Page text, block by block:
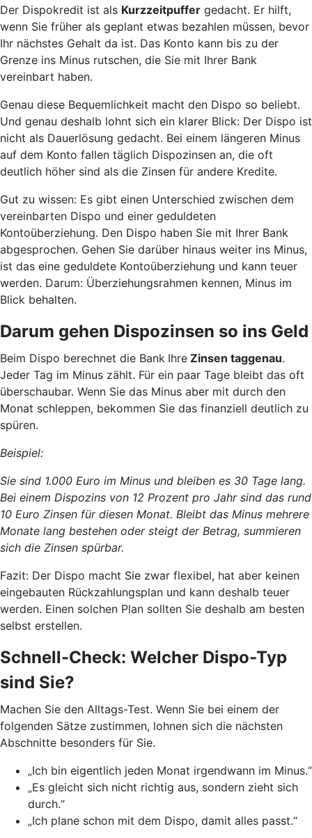
Der Dispokredit ist als Kurzzeitpuffer gedacht. Er hilft,
wenn Sie früher als geplant etwas bezahlen müssen, bevor
Ihr nächstes Gehalt da ist. Das Konto kann bis zu der
Grenze ins Minus rutschen, die Sie mit Ihrer Bank
vereinbart haben.
Genau diese Bequemlichkeit macht den Dispo so beliebt.
Und genau deshalb lohnt sich ein klarer Blick: Der Dispo ist
nicht als Dauerlösung gedacht. Bei einem längeren Minus
auf dem Konto fallen täglich Dispozinsen an, die oft
deutlich höher sind als die Zinsen für andere Kredite.
Gut zu wissen: Es gibt einen Unterschied zwischen dem
vereinbarten Dispo und einer geduldeten
Kontoüberziehung. Den Dispo haben Sie mit Ihrer Bank
abgesprochen. Gehen Sie darüber hinaus weiter ins Minus,
ist das eine geduldete Kontoüberziehung und kann teuer
werden. Darum: Überziehungsrahmen kennen, Minus im
Blick behalten.
Darum gehen Dispozinsen so ins Geld
Beim Dispo berechnet die Bank Ihre Zinsen taggenau.
Jeder Tag im Minus zählt. Für ein paar Tage bleibt das oft
überschaubar. Wenn Sie das Minus aber mit durch den
Monat schleppen, bekommen Sie das finanziell deutlich zu
spüren.
Beispiel:
Sie sind 1.000 Euro im Minus und bleiben es 30 Tage lang.
Bei einem Dispozins von 12 Prozent pro Jahr sind das rund
10 Euro Zinsen für diesen Monat. Bleibt das Minus mehrere
Monate lang bestehen oder steigt der Betrag, summieren
sich die Zinsen spürbar.
Fazit: Der Dispo macht Sie zwar flexibel, hat aber keinen
eingebauten Rückzahlungsplan und kann deshalb teuer
werden. Einen solchen Plan sollten Sie deshalb am besten
selbst erstellen.
Schnell-Check: Welcher Dispo-Typ
sind Sie?
Machen Sie den Alltags-Test. Wenn Sie bei einem der
folgenden Sätze zustimmen, lohnen sich die nächsten
Abschnitte besonders für Sie.
„Ich bin eigentlich jeden Monat irgendwann im Minus.“
„Es gleicht sich nicht richtig aus, sondern zieht sich
durch.“
„Ich plane schon mit dem Dispo, damit alles passt.“